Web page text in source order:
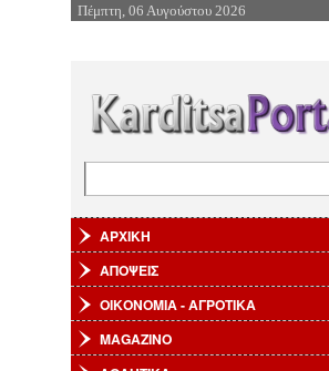
Επιστροφή στην Πλοήγηση
Πέμπτη, 06 Αυγούστου 2026
ΑΡΧΙΚΗ
ΑΠΟΨΕΙΣ
ΟΙΚΟΝΟΜΙΑ - ΑΓΡΟΤΙΚΑ
MAGAZINO